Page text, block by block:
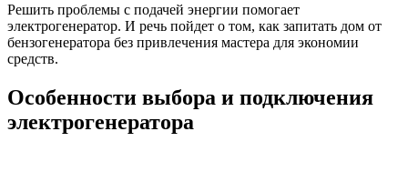
Решить проблемы с подачей энергии помогает
электрогенератор. И речь пойдет о том, как запитать дом от
бензогенератора без привлечения мастера для экономии
средств.
Особенности выбора и подключения
электрогенератора